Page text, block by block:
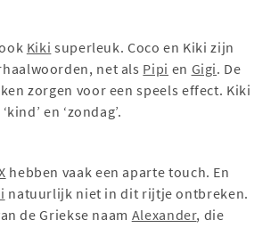
Kiki superleuk. Coco en Kiki zijn
net als Pipi en Gigi. De
zorgen voor een speels effect. Kiki
en ‘zondag’.
hebben vaak een aparte touch. En
natuurlijk niet in dit rijtje ontbreken.
de Griekse naam Alexander, die